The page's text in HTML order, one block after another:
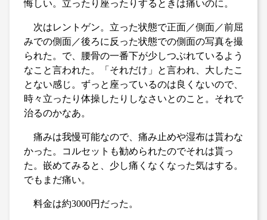
悔しい。立ったり座ったりするときは痛いのに。
次はレントゲン。立った状態で正面／側面／前屈
みでの側面／後ろに反った状態での側面の写真を撮
られた。で、腰骨の一番下が少しつぶれているよう
なこと言われた。「それだけ」と言われ、大したこ
とない感じ。ずっと座っているのは良くないので、
時々立ったり体操したりしなさいとのこと。それで
治るのかなあ。
痛みは我慢可能なので、痛み止めや湿布は貰わな
かった。コルセットも勧められたのでそれは貰っ
た。嵌めてみると、少し痛くなくなった気はする。
でもまだ痛い。
料金は約3000円だった。